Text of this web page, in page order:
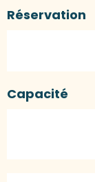
Réservation
Capacité